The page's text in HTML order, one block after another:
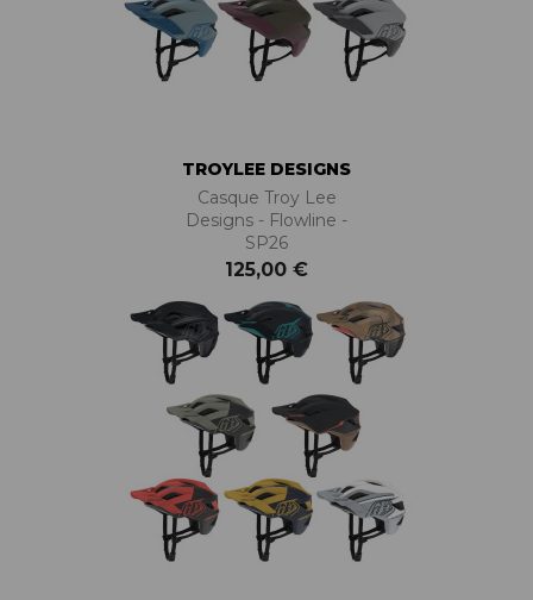
TROYLEE DESIGNS
Casque Troy Lee
Designs - Flowline -
SP26
125,00 €